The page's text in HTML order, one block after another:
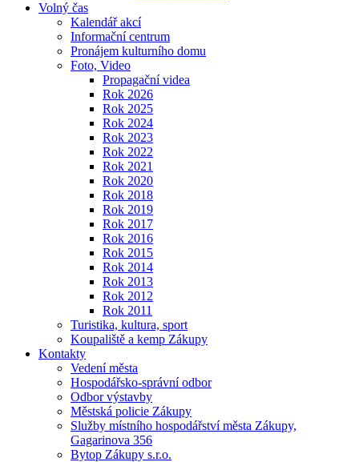
Volný čas
Kalendář akcí
Informační centrum
Pronájem kulturního domu
Foto, Video
Propagační videa
Rok 2026
Rok 2025
Rok 2024
Rok 2023
Rok 2022
Rok 2021
Rok 2020
Rok 2018
Rok 2019
Rok 2017
Rok 2016
Rok 2015
Rok 2014
Rok 2013
Rok 2012
Rok 2011
Turistika, kultura, sport
Koupaliště a kemp Zákupy
Kontakty
Vedení města
Hospodářsko-správní odbor
Odbor výstavby
Městská policie Zákupy
Služby místního hospodářství města Zákupy,
Gagarinova 356
Bytop Zákupy s.r.o.